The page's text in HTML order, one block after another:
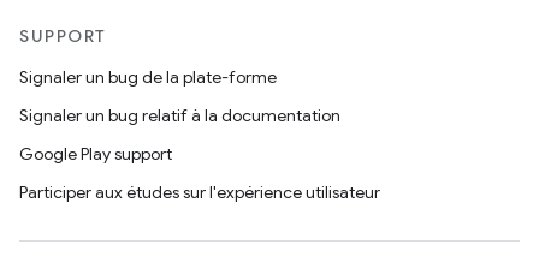
SUPPORT
Signaler un bug de la plate-forme
Signaler un bug relatif à la documentation
Google Play support
Participer aux études sur l'expérience utilisateur